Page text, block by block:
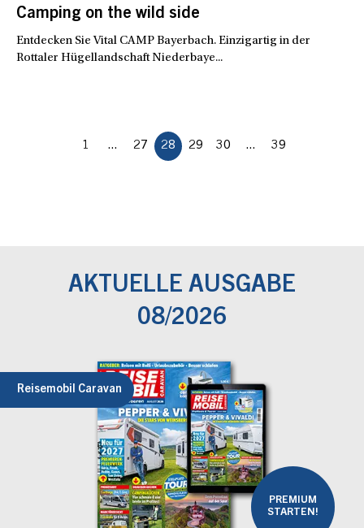
Camping on the wild side
Entdecken Sie Vital CAMP Bayerbach. Einzigartig in der
Rottaler Hügellandschaft Niederbaye...
1 ... 27 28 29 30 ... 39
AKTUELLE AUSGABE
08/2026
Reisemobil Caravan
PREMIUM
STARTEN!